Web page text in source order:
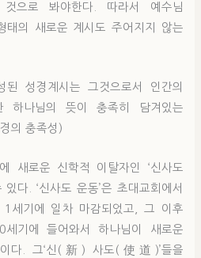
으로 봐야한다. 따라서 예수님
태의 새로운 계시도 주어지지 않는
성경계시는 그것으로서 인간의
하나님의 뜻이 충족히 담겨있는
의 충족성)
새로운 신학적 이탈자인 ‘신사도
다. ‘신사도 운동’은 초대교회에서
1세기에 일차 마감되었고, 그 이후
기에 들어와서 하나님이 새로운
이다. 그‘신(新) 사도(使道)’들을